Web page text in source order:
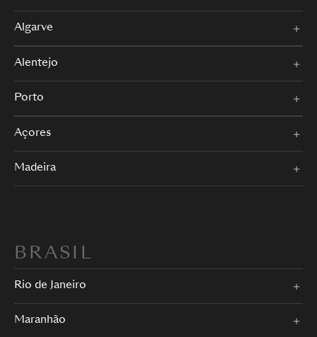
Algarve
Alentejo
Porto
Açores
Madeira
BRASIL
Rio de Janeiro
Maranhão